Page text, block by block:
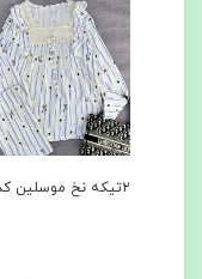
۲تیکه نخ موسلین کد۷۵۷۵